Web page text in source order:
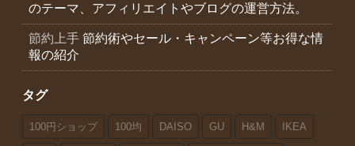
のテーマ、アフィリエイトやブログの運営方法。
節約上手 節約術やセール・キャンペーン等お得な情
報の紹介
タグ
100円ショップ 100均 DAISO GU H&M IKEA